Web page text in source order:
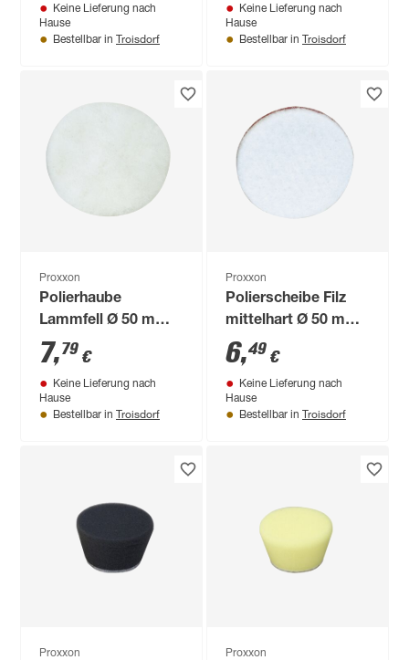
Keine Lieferung nach
Hause
Bestellbar in Troisdorf
Keine Lieferung nach
Hause
Bestellbar in Troisdorf
Proxxon
Polierhaube
Lammfell Ø 50 mm 2
Stück
7,79 €
Keine Lieferung nach
Hause
Bestellbar in Troisdorf
Proxxon
Polierscheibe Filz
mittelhart Ø 50 mm
2 Stück
6,49 €
Keine Lieferung nach
Hause
Bestellbar in Troisdorf
Proxxon Proxxon